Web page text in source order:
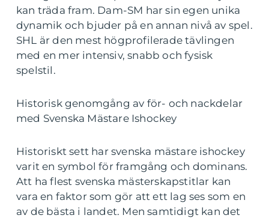
kan träda fram. Dam-SM har sin egen unika
dynamik och bjuder på en annan nivå av spel.
SHL är den mest högprofilerade tävlingen
med en mer intensiv, snabb och fysisk
spelstil.
Historisk genomgång av för- och nackdelar
med Svenska Mästare Ishockey
Historiskt sett har svenska mästare ishockey
varit en symbol för framgång och dominans.
Att ha flest svenska mästerskapstitlar kan
vara en faktor som gör att ett lag ses som en
av de bästa i landet. Men samtidigt kan det